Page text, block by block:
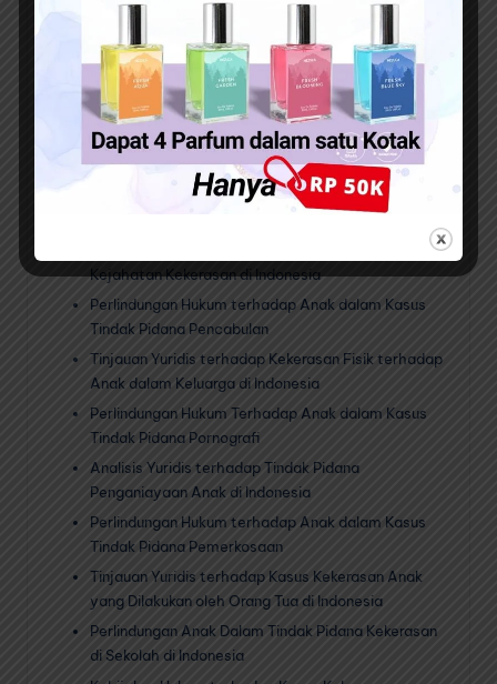
Perlindungan Anak Dalam Tindak Pidana
Perdagangan Orang di Indonesia
Penegakan Hukum terhadap Tindak Pidana
Eksploitasi Anak di Indonesia
Tinjauan Yuridis Terhadap Pelanggaran HAM Anak
Dalam Kasus Pemerkosaan di Indonesia
Perlindungan Hukum Terhadap Anak dalam Tindak
Kejahatan Kekerasan di Indonesia
Perlindungan Hukum terhadap Anak dalam Kasus
Tindak Pidana Pencabulan
Tinjauan Yuridis terhadap Kekerasan Fisik terhadap
Anak dalam Keluarga di Indonesia
Perlindungan Hukum Terhadap Anak dalam Kasus
Tindak Pidana Pornografi
Analisis Yuridis terhadap Tindak Pidana
Penganiayaan Anak di Indonesia
Perlindungan Hukum terhadap Anak dalam Kasus
Tindak Pidana Pemerkosaan
Tinjauan Yuridis terhadap Kasus Kekerasan Anak
yang Dilakukan oleh Orang Tua di Indonesia
Perlindungan Anak Dalam Tindak Pidana Kekerasan
di Sekolah di Indonesia